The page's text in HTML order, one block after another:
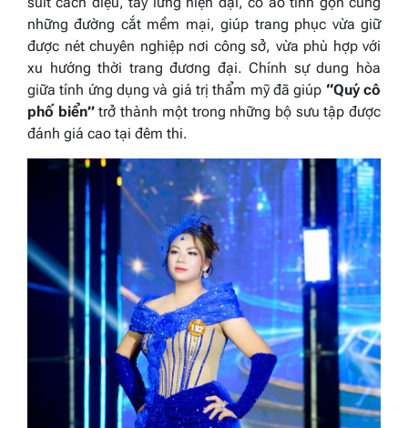
những đường cắt mềm mại, giúp trang phục vừa giữ
được nét chuyên nghiệp nơi công sở, vừa phù hợp với
xu hướng thời trang đương đại. Chính sự dung hòa
giữa tính ứng dụng và giá trị thẩm mỹ đã giúp “Quý cô
phố biển”trở thành một trong những bộ sưu tập được
đánh giá cao tại đêm thi.